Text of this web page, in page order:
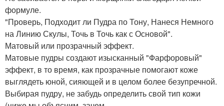
формуле.
"Проверь, Подходит ли Пудра по Тону, Нанеся Немного
на Линию Скулы, Точь в Точь как с Основой".
Матовый или прозрачный эффект.
Матовые пудры создают изысканный "Фарфоровый"
эффект, в то время, как прозрачные помогают коже
выглядеть юной, сияющей и в целом более безупречной.
Выбирая пудру, не забудь определить свой тип кожи